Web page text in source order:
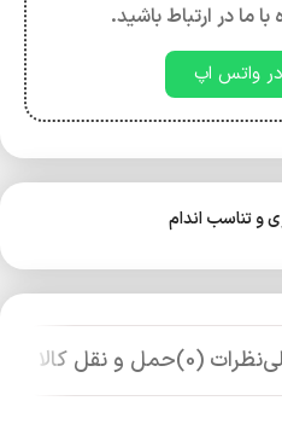
ما در ارتباط باشید.
در واتس اپ
و تناسب اندام
نظرات (0) حمل و نقل کالا